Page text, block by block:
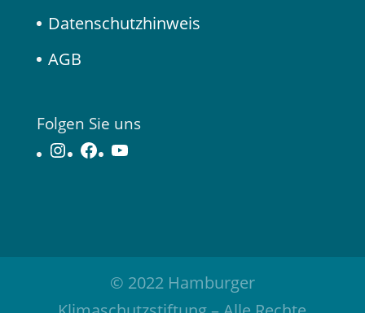
Datenschutzhinweis
AGB
Folgen Sie uns
Instagram
Facebook
YouTube
© 2022 Hamburger